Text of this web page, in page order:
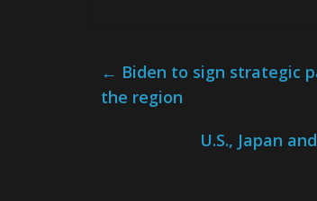
← Biden to sign strategic
the region
U.S., Japan